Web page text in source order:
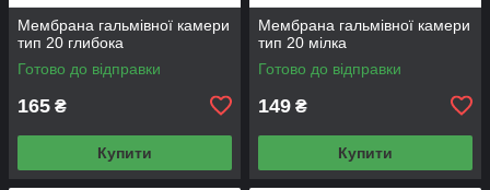
Мембрана гальмівної камери
тип 20 глибока
Готово до відправки
165 ₴
Купити
Мембрана гальмівної камери
тип 20 мілка
Готово до відправки
149 ₴
Купити